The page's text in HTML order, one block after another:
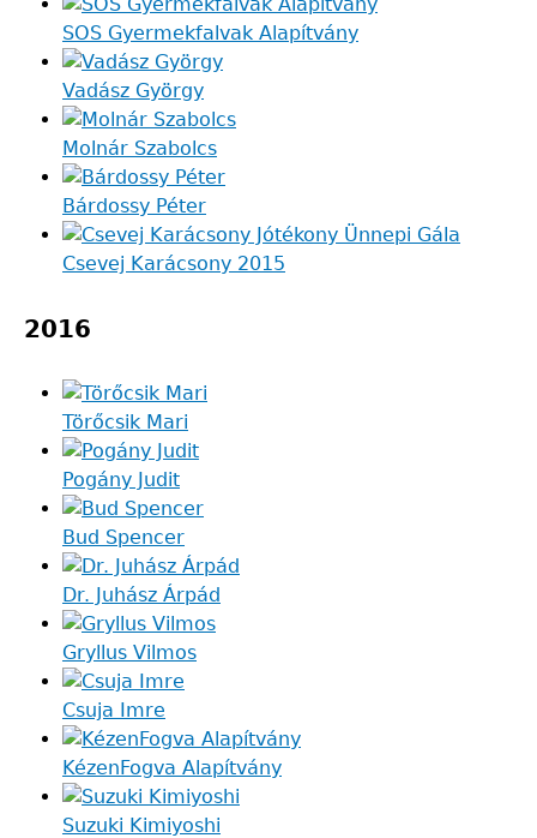
SOS Gyermekfalvak Alapítvány
Vadász György
Molnár Szabolcs
Bárdossy Péter
Csevej Karácsony 2015
2016
Törőcsik Mari
Pogány Judit
Bud Spencer
Dr. Juhász Árpád
Gryllus Vilmos
Csuja Imre
KézenFogva Alapítvány
Suzuki Kimiyoshi